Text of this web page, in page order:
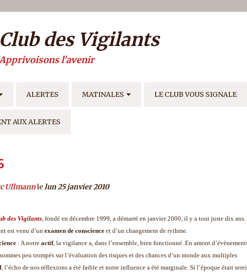
compte de l'utilisateur
Club des Vigilants
l'avenir
PRINCIPALE
ALERTES MATINALES LE CLUB VOUS SIGNALE
AUX ALERTES
Ullmannle lun 25 janvier 2010
des Vigilants , fondé en décembre 1999, a démarré en janvier 2000, il y a tout juste dix ans.
est venu d’un examen de conscience et d’un changement de rythme.
: A notre actif, la vigilance a, dans l’ensemble, bien fonctionné. En amont
peu trompés sur l’évaluation des risques et des chances d’un monde aux multiples
, l’écho de nos réflexions a été faible et notre influence a été marginale. Si l’époque était